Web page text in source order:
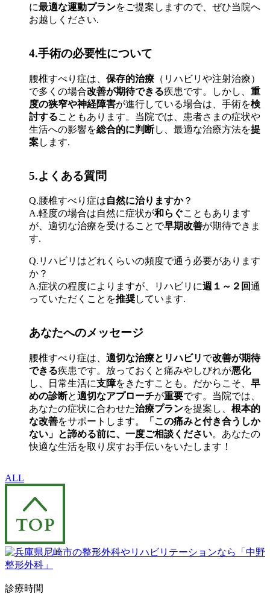
に最適な運動プランをご提案しますので、ぜひ当院へ
お越しください.
4.手術の必要性について
腰椎すべり症は、 保存的治療 （リハビリや注射治療）
で多くの場合改善が期待できる疾患です。しかし、 重
度の狭窄や神経障害が進行している場合は、手術を検
討することもあります。当院では、患者さまの症状や
生活への影響を総合的に判断し、最適な治療方法を提
案します.
5.よくある質問
Q.腰椎すべり症は自然に治りますか？
A.軽度の場合は自然に症状が和らぐこともあります
が、適切な治療を受けることで早期改善が期待できま
す.
Q.リハビリはどれくらいの頻度で通う必要があります
か？
A.症状の程度によりますが、リハビリに週１～２回通
っていただくことを推奨しています.
あなたへのメッセージ
腰椎すべり症は、 適切な治療とリハビリ で改善が期待
できる疾患です。放っておくと痛みやしびれが悪化
し、日常生活に支障をきたすことも。だからこそ、 早
めの診断と適切なアプローチが重要です。当院では、
あなたの症状に合わせた治療プランを提案し、 根本的
な改善をサポートします。
「この痛みと付き合うしか
ない」と諦める前に、一度ご相談ください。あなたの
快適な生活を取り戻すお手伝いをいたします！
ALL
診療時間